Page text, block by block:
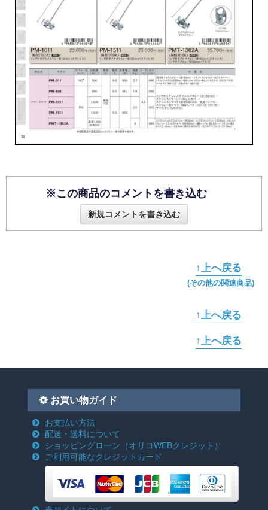
※この商品のコメントを書き込む
新規コメントを書き込む
↑上へ戻る
(その他の関連商品)
↑上へ戻る
↑上へ戻る
お買い物ガイド
お支払い方法
配送・送料について
ショッピングローン （オリコWEBクレジット）
ご利用可能なクレジットカード